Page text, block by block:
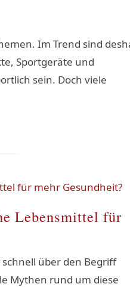
Im Trend sind
Sportgeräte und
sein. Doch viele
Lebensmittel für
über den Begriff
Mythen rund um diese